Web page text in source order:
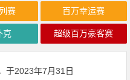
赛 百万幸运赛
克 超级百万豪客赛
于2023年7月31日